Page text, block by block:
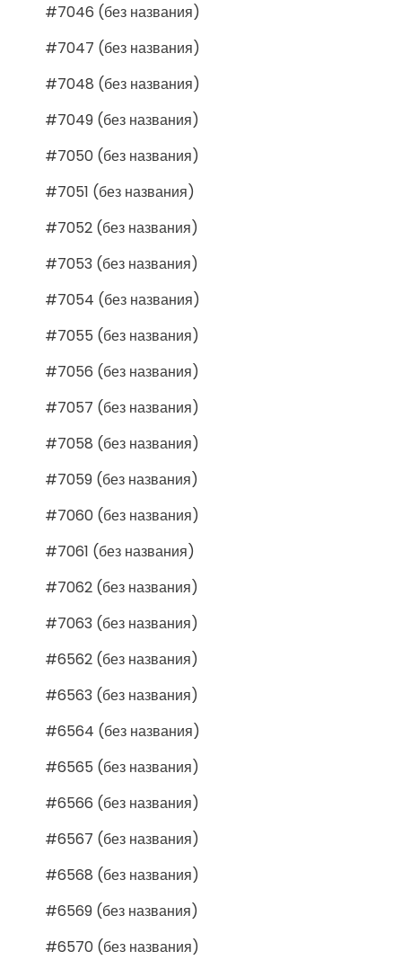
#7046 (без названия)
#7047 (без названия)
#7048 (без названия)
#7049 (без названия)
#7050 (без названия)
#7051 (без названия)
#7052 (без названия)
#7053 (без названия)
#7054 (без названия)
#7055 (без названия)
#7056 (без названия)
#7057 (без названия)
#7058 (без названия)
#7059 (без названия)
#7060 (без названия)
#7061 (без названия)
#7062 (без названия)
#7063 (без названия)
#6562 (без названия)
#6563 (без названия)
#6564 (без названия)
#6565 (без названия)
#6566 (без названия)
#6567 (без названия)
#6568 (без названия)
#6569 (без названия)
#6570 (без названия)